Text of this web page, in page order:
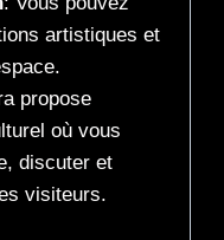
artistiques et
propose
où vous
discuter et
visiteurs.